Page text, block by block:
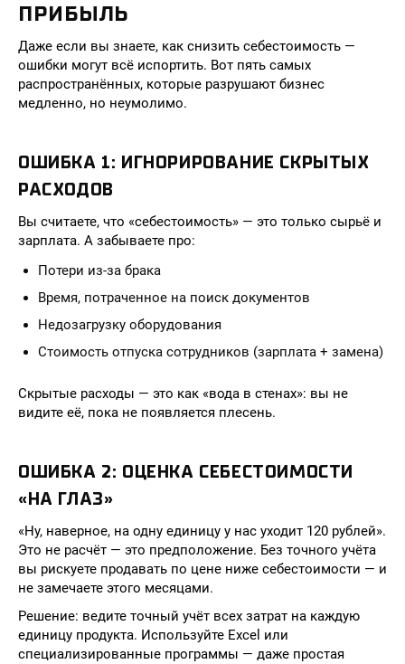
ПРИБЫЛЬ
Даже если вы знаете, как снизить себестоимость —
ошибки могут всё испортить. Вот пять самых
распространённых, которые разрушают бизнес
медленно, но неумолимо.
ОШИБКА 1: ИГНОРИРОВАНИЕ СКРЫТЫХ
РАСХОДОВ
Вы считаете, что «себестоимость» — это только сырьё и
зарплата. А забываете про:
Потери из-за брака
Время, потраченное на поиск документов
Недозагрузку оборудования
Стоимость отпуска сотрудников (зарплата + замена)
Скрытые расходы — это как «вода в стенах»: вы не
видите её, пока не появляется плесень.
ОШИБКА 2: ОЦЕНКА СЕБЕСТОИМОСТИ
«НА ГЛАЗ»
«Ну, наверное, на одну единицу у нас уходит 120 рублей».
Это не расчёт — это предположение. Без точного учёта
вы рискуете продавать по цене ниже себестоимости — и
не замечаете этого месяцами.
Решение: ведите точный учёт всех затрат на каждую
единицу продукта. Используйте Excel или
специализированные программы — даже простая